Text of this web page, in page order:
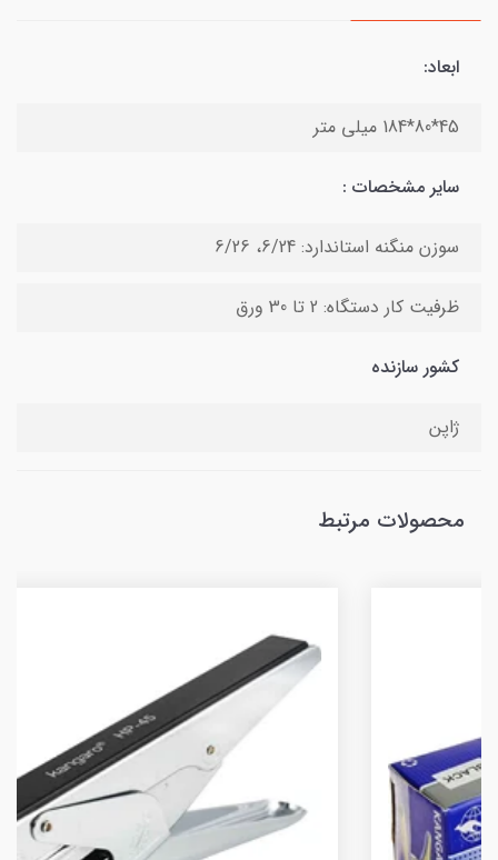
ابعاد:
45*80*184 میلی متر
سایر مشخصات :
سوزن منگنه استاندارد: 6/24، 6/26
ظرفیت کار دستگاه: 2 تا 30 ورق
کشور سازنده
ژاپن
محصولات مرتبط